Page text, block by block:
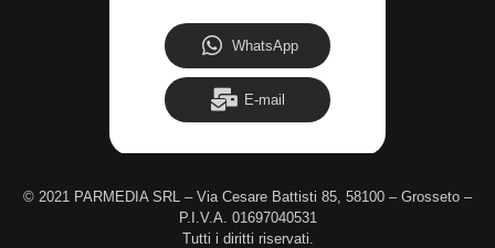
WhatsApp
E-mail
© 2021 PARMEDIA SRL – Via Cesare Battisti 85, 58100 – Grosseto –
P.I.V.A. 01697040531
Tutti i diritti riservati.